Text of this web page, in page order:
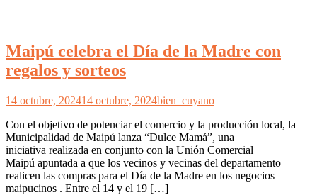
Maipú celebra el Día de la Madre con
regalos y sorteos
14 octubre, 202414 octubre, 2024bien_cuyano
Con el objetivo de potenciar el comercio y la producción local, la
Municipalidad de Maipú lanza “Dulce Mamá”, una
iniciativa realizada en conjunto con la Unión Comercial
Maipú apuntada a que los vecinos y vecinas del departamento
realicen las compras para el Día de la Madre en los negocios
maipucinos . Entre el 14 y el 19 […]